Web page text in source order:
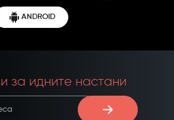
ANDROID
за идните настани